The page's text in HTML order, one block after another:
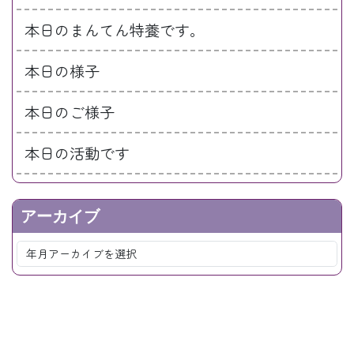
本日のまんてん特養です。
本日の様子
本日のご様子
本日の活動です
アーカイブ